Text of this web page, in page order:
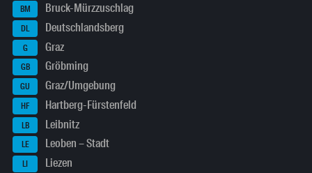
BM Bruck-Mürzzuschlag
DL Deutschlandsberg
G Graz
GB Gröbming
GU Graz/Umgebung
HF Hartberg-Fürstenfeld
LB Leibnitz
LE Leoben – Stadt
LI Liezen